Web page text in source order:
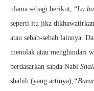
ulama sebagi berikut, “La
seperti itu jika
atau sebab-sebab lainnya.
menolak atau menghindari
berdasarkan sabda Nabi
shahih (yang artinya),